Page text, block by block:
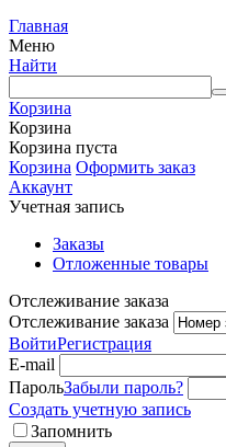
Главная
Меню
Найти
Корзина
Корзина
Корзина пуста
Корзина Оформить заказ
Аккаунт
Учетная запись
Заказы
Отложенные товары
Отслеживание заказа
Отслеживание заказа
ВойтиРегистрация
E-mail
ПарольЗабыли пароль?
Создать учетную запись
Запомнить